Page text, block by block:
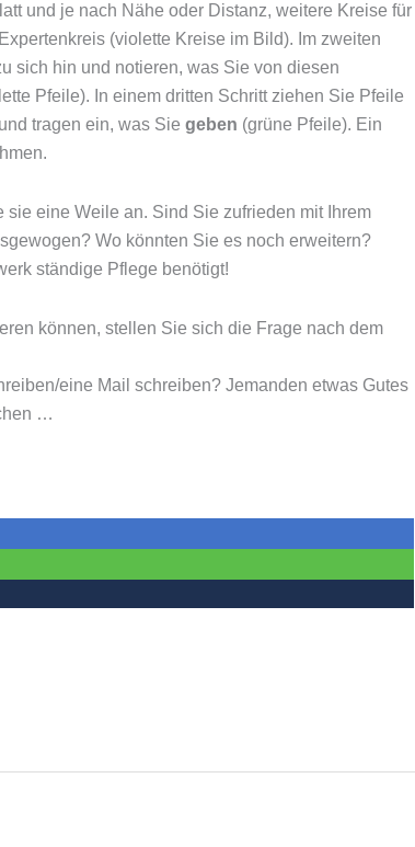
und je nach Nähe oder Distanz, weitere Kreise für
(violette Kreise im Bild). Im zweiten
sich hin und notieren, was Sie von diesen
Pfeile). In einem dritten Schritt ziehen Sie Pfeile
tragen ein, was Sie geben (grüne Pfeile). Ein
eine Weile an. Sind Sie zufrieden mit Ihrem
Wo könnten Sie es noch erweitern?
ständige Pflege benötigt!
können, stellen Sie sich die Frage nach dem
eine Mail schreiben? Jemanden etwas Gutes
…